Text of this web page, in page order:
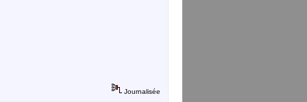
Journalisée